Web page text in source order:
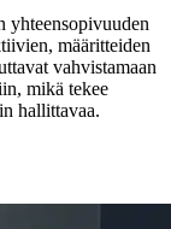
yhteensopivuuden
määritteiden
vahvistamaan
mikä tekee
hallittavaa.